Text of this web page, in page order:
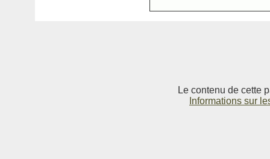
Le contenu de cette
Informations sur